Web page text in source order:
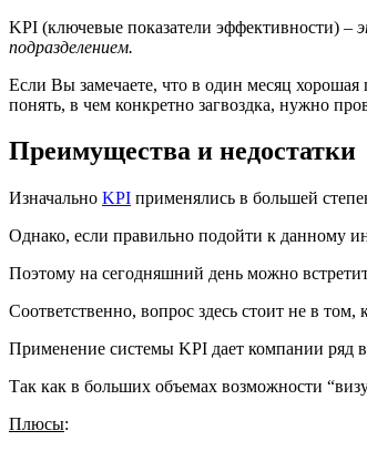
KPI (ключевые показатели эффективности) –
подразделением.
Если Вы замечаете, что в один месяц
понять, в чем конкретно загвоздка, нужно
Преимущества и недостатки
Изначально KPI применялись в большей
Однако, если правильно подойти к данному
Поэтому на сегодняшний день можно
Соответственно, вопрос здесь стоит не в
Применение системы KPI дает компании ряд
Так как в больших объемах возможности
Плюсы: